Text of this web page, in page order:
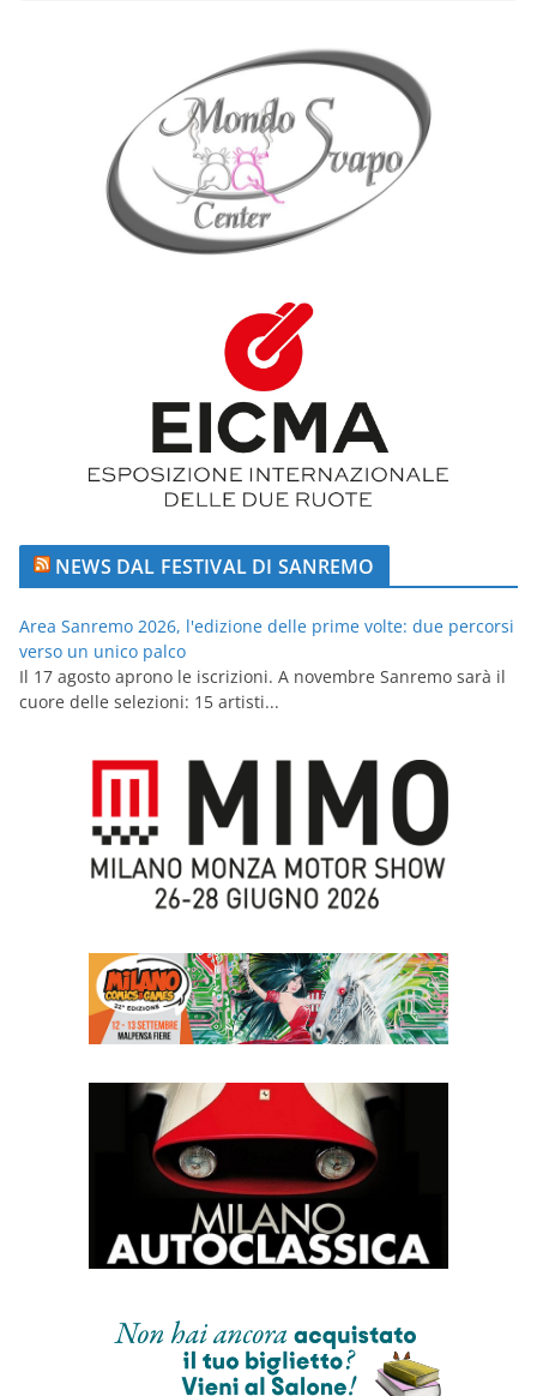
NEWS DAL FESTIVAL DI SANREMO
Area Sanremo 2026, l'edizione delle prime volte: due percorsi
verso un unico palco
Il 17 agosto aprono le iscrizioni. A novembre Sanremo sarà il
cuore delle selezioni: 15 artisti...